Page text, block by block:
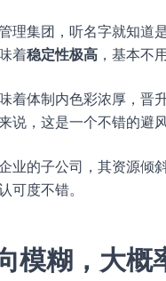
理集团，听名字就知道
着稳定性极高 ，基本不
着体制内色彩浓厚，晋
说，这是一个不错的避
业的子公司，其资源倾
可度不错。
模糊，大概